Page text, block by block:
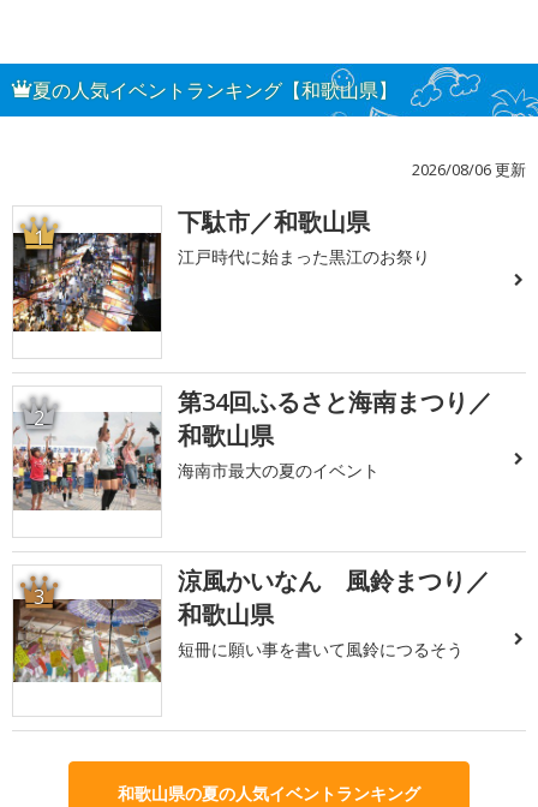
夏の人気イベントランキング【和歌山県】
2026/08/06 更新
1 下駄市／和歌山県
江戸時代に始まった黒江のお祭り
2
第34回ふるさと海南まつり／
和歌山県
海南市最大の夏のイベント
3
涼風かいなん 風鈴まつり／
和歌山県
短冊に願い事を書いて風鈴につるそう
和歌山県の夏の人気イベントランキング